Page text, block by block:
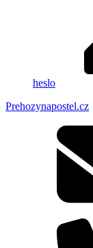
heslo
Prehozynapostel.cz